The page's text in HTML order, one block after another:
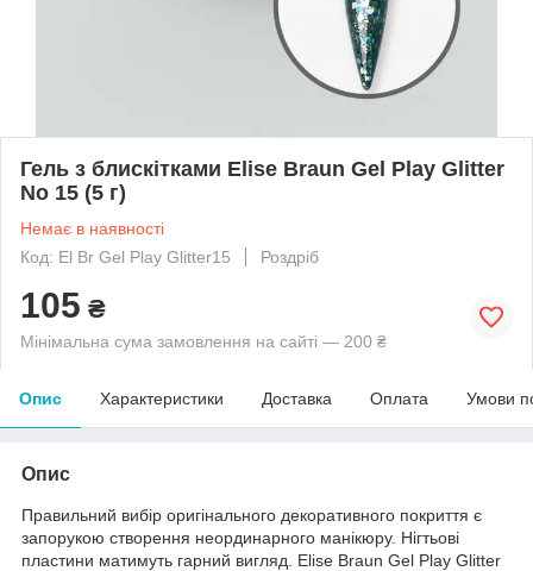
Гель з блискітками Elise Braun Gel Play Glitter
No 15 (5 г)
Немає в наявності
Код: El Br Gel Play Glitter15
Роздріб
105 ₴
Мінімальна сума замовлення на сайті — 200 ₴
Опис Характеристики Доставка Оплата Умови
Опис
Правильний вибір оригінального декоративного покриття є
запорукою створення неординарного манікюру. Нігтьові
пластини матимуть гарний вигляд. Elise Braun Gel Play Glitter